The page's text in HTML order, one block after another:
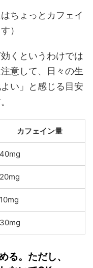
ちょっとカフェイ
）
くというわけでは
意して、日々の生
い」と感じる目安
カフェイン量
40mg
20mg
10mg
30mg
る。ただし、